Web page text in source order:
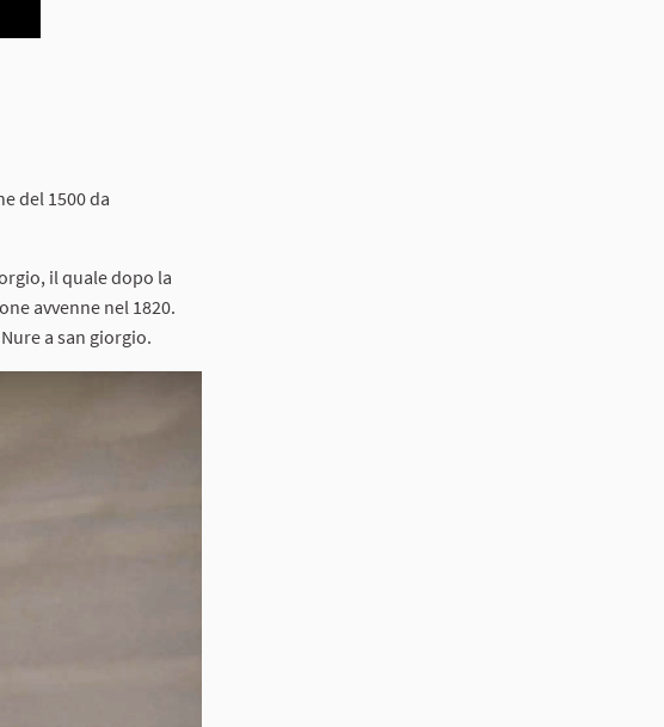
del 1500 da
il quale dopo la
avvenne nel 1820.
a san giorgio.